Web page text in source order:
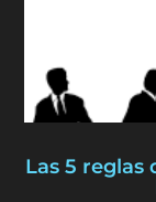
Las 5 reglas